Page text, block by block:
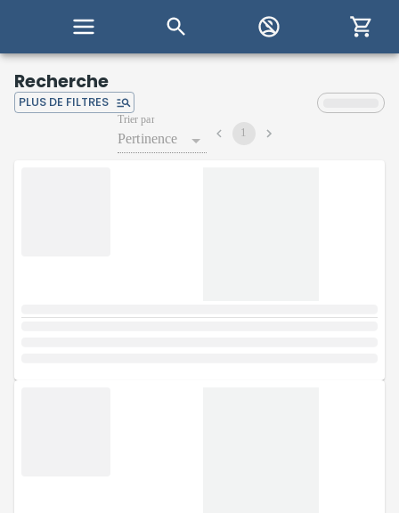
Recherche
PLUS DE FILTRES
Trier par
Pertinence 1